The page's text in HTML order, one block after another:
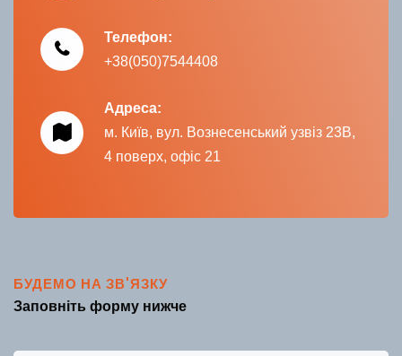
Телефон:
+38(050)7544408
Адреса:
м. Київ, вул. Вознесенський узвіз 23В,
4 поверх, офіс 21
БУДЕМО НА ЗВ'ЯЗКУ
Заповніть форму нижче